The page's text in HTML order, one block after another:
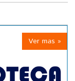
Ver mas »